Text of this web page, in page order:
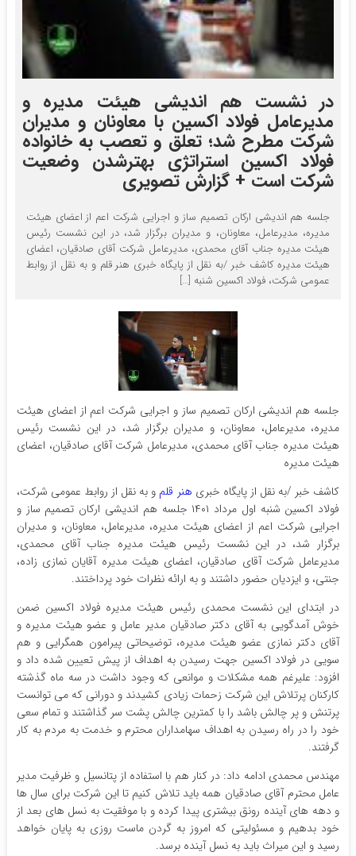
در نشست هم اندیشی هیئت مدیره و
مدیرعامل فولاد اکسین با معاونان و مدیران
شرکت مطرح شد؛ تعلق و تعصب به خانواده
فولاد اکسین استراتژی بهترشدن وضعیت
شرکت است + گزارش تصویری
جلسه هم اندیشی ارکان تصمیم ساز و اجرایی شرکت اعم از اعضای هیئت
مدیره، مدیرعامل، معاونان، و مدیران برگزار شد، در این نشست رئیس
هیئت مدیره جناب آقای محمدی، مدیرعامل شرکت آقای صادقیان، اعضای
هیئت مدیره کاشف خبر /به نقل از پایگاه خبری هنر قلم و به نقل از روابط
عمومی شرکت، فولاد اکسین شنبه […]
جلسه هم اندیشی ارکان تصمیم ساز و اجرایی شرکت اعم از اعضای هیئت
مدیره، مدیرعامل، معاونان، و مدیران برگزار شد، در این نشست رئیس
هیئت مدیره جناب آقای محمدی، مدیرعامل شرکت آقای صادقیان، اعضای
هیئت مدیره
کاشف خبر /به نقل از پایگاه خبری هنر قلم و به نقل از روابط عمومی شرکت،
فولاد اکسین شنبه اول مرداد ۱۴۰۱ جلسه هم اندیشی ارکان تصمیم ساز و
اجرایی شرکت اعم از اعضای هیئت مدیره، مدیرعامل، معاونان، و مدیران
برگزار شد، در این نشست رئیس هیئت مدیره جناب آقای محمدی،
مدیرعامل شرکت آقای صادقیان، اعضای هیئت مدیره آقایان نمازی زاده،
جنتی، و ایزدیان حضور داشتند و به ارائه نظرات خود پرداختند.
در ابتدای این نشست محمدی رئیس هیئت مدیره فولاد اکسین ضمن
خوش آمدگویی به آقای دکتر صادقیان مدیر عامل و عضو هیئت مدیره و
آقای دکتر نمازی عضو هیئت مدیره، توضیحاتی پیرامون همگرایی و هم
سویی در فولاد اکسین جهت رسیدن به اهداف از پیش تعیین شده داد و
افزود: علیرغم همه مشکلات و موانعی که وجود داشت در سه ماه گذشته
کارکنان پرتلاش این شرکت زحمات زیادی کشیدند و دورانی که می توانست
پرتنش و پر چالش باشد را با کمترین چالش پشت سر گذاشتند و تمام سعی
خود را در راه رسیدن به اهداف سهامداران محترم و خدمت به مردم به کار
گرفتند.
مهندس محمدی ادامه داد: در کنار هم با استفاده از پتانسیل و ظرفیت مدیر
عامل محترم آقای صادقیان همه باید تلاش کنیم تا این شرکت برای سال ها
و دهه های آینده رونق بیشتری پیدا کرده و با موفقیت به نسل های بعد از
خود بدهیم و مسئولیتی که امروز به گردن ماست روزی به پایان خواهد
رسید و این میراث باید به نسل آینده برسد.